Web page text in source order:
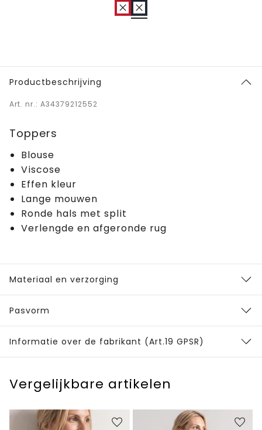
Productbeschrijving
Art. nr.: A34379212552
Toppers
Blouse
Viscose
Effen kleur
Lange mouwen
Ronde hals met split
Verlengde en afgeronde rug
Materiaal en verzorging
Pasvorm
Informatie over de fabrikant (Art.19 GPSR)
Vergelijkbare artikelen